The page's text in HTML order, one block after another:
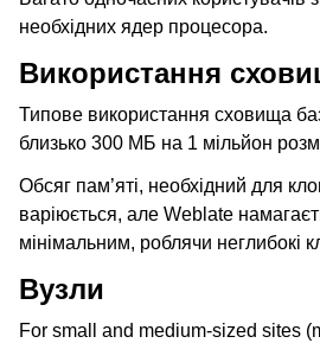
необхідних ядер процесора.
Використання
Типове використання сховища
близько 300 МБ на 1 мільйон
Обсяг пам’яті, необхідний для
варіюється, але Weblate
мінімальним, роблячи неглибокі
Вузли
For small and medium-sized sites